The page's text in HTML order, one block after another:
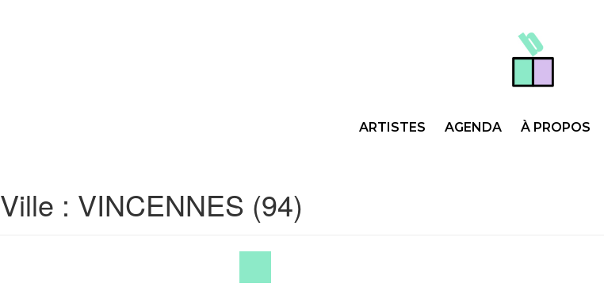
ARTISTES AGENDA À PROPOS
Ville : VINCENNES (94)